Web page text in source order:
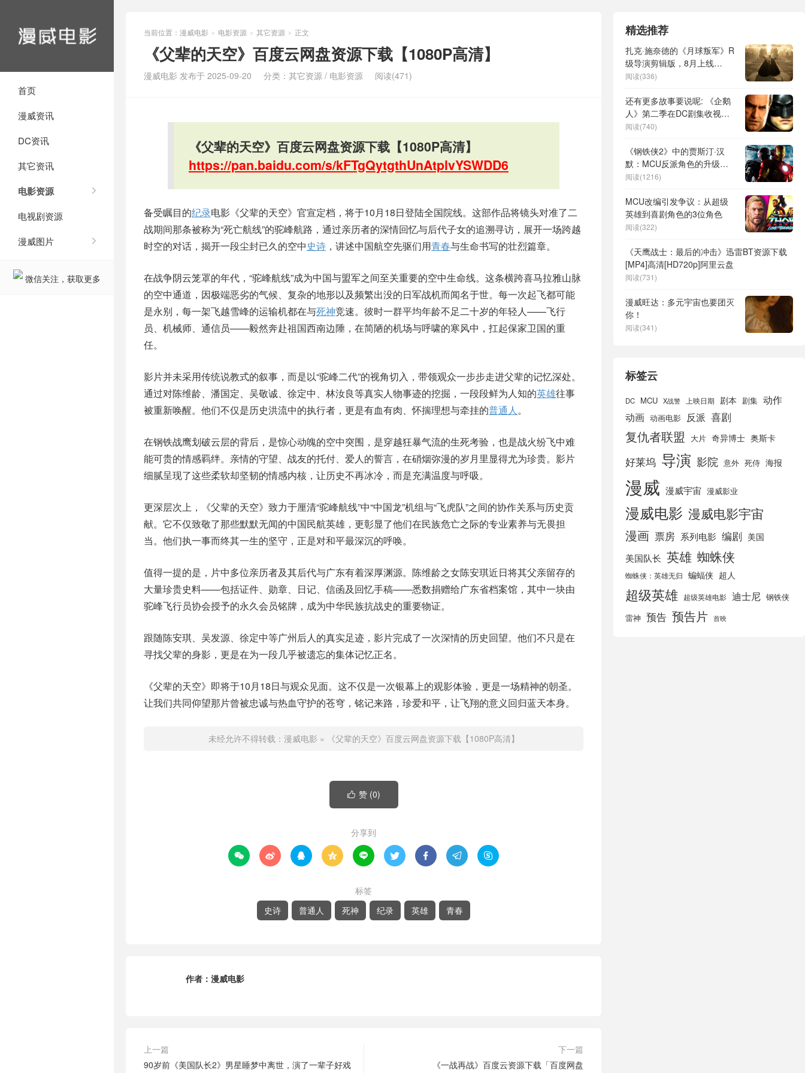
首页
漫威资讯
DC资讯
其它资讯
电影资源
电视剧资源
漫威图片
微信关注，获取更多
当前位置： 漫威电影 > 电影资源 > 其它资源 > 正文
《父辈的天空》百度云网盘资源下载【1080P高清】
漫威电影 发布于 2025-09-20 分类： 其它资源 / 电影资源 阅读(471)
《父辈的天空》百度云网盘资源下载【1080P高清】
https://pan.baidu.com/s/kFTgQytgthUnAtplvYSWDD6
备受瞩目的纪录电影《父辈的天空》官宣定档，将于10月18日登陆全国院线。这部作品将镜头对准了二
战期间那条被称为“死亡航线”的驼峰航路，通过亲历者的深情回忆与后代子女的追溯寻访，展开一场跨越
时空的对话，揭开一段尘封已久的空中史诗 ，讲述中国航空先驱们用青春与生命书写的壮烈篇章。
在战争阴云笼罩的年代，“驼峰航线”成为中国与盟军之间至关重要的空中生命线。这条横跨喜马拉雅山脉
的空中通道，因极端恶劣的气候、复杂的地形以及频繁出没的日军战机而闻名于世。每一次起飞都可能
是永别，每一架飞越雪峰的运输机都在与死神竞速。彼时一群平均年龄不足二十岁的年轻人——飞行
员、机械师、通信员——毅然奔赴祖国西南边陲，在简陋的机场与呼啸的寒风中，扛起保家卫国的重
任。
影片并未采用传统说教式的叙事，而是以“驼峰二代”的视角切入，带领观众一步步走进父辈的记忆深处。
通过对陈维龄、潘国定、吴敬诚、徐定中、林汝良等真实人物事迹的挖掘，一段段鲜为人知的英雄往事
被重新唤醒。他们不仅是历史洪流中的执行者，更是有血有肉、怀揣理想与牵挂的普通人。
在钢铁战鹰划破云层的背后，是惊心动魄的空中突围，是穿越狂暴气流的生死考验，也是战火纷飞中难
能可贵的情感羁绊。亲情的守望、战友的托付、爱人的誓言，在硝烟弥漫的岁月里显得尤为珍贵。影片
细腻呈现了这些柔软却坚韧的情感内核，让历史不再冰冷，而是充满温度与呼吸。
更深层次上，《父辈的天空》致力于厘清“驼峰航线”中“中国龙”机组与“飞虎队”之间的协作关系与历史贡
献。它不仅致敬了那些默默无闻的中国民航英雄，更彰显了他们在民族危亡之际的专业素养与无畏担
当。他们执一事而终其一生的坚守，正是对和平最深沉的呼唤。
值得一提的是，片中多位亲历者及其后代与广东有着深厚渊源。陈维龄之女陈安琪近日将其父亲留存的
大量珍贵史料——包括证件、勋章、日记、信函及回忆手稿——悉数捐赠给广东省档案馆，其中一块由
驼峰飞行员协会授予的永久会员铭牌，成为中华民族抗战史的重要物证。
跟随陈安琪、吴发源、徐定中等广州后人的真实足迹，影片完成了一次深情的历史回望。他们不只是在
寻找父辈的身影，更是在为一段几乎被遗忘的集体记忆正名。
《父辈的天空》即将于10月18日与观众见面。这不仅是一次银幕上的观影体验，更是一场精神的朝圣。
让我们共同仰望那片曾被忠诚与热血守护的苍穹，铭记来路，珍爱和平，让飞翔的意义回归蓝天本身。
未经允许不得转载： 漫威电影 » 《父辈的天空》百度云网盘资源下载【1080P高清】
 赞 (0)
分享到
        
标签
史诗
普通人 死神 纪录 英雄 青春
作者： 漫威电影
上一篇
90岁前《美国队长2》男星睡梦中离世，演了一辈子好戏
下一篇
《一战再战》百度云资源下载「百度网盘
精选推荐
扎克·施奈德的《月球叛军》R
级导演剪辑版，8月上线
Netflix，翻盘机会来了？
阅读(336)
还有更多故事要说呢: 《企鹅
人》第二季在DC剧集收视成
功后，主创有话说
阅读(740)
《钢铁侠2》中的贾斯汀·汉
默：MCU反派角色的升级与
回归
阅读(1216)
MCU改编引发争议：从超级
英雄到喜剧角色的3位角色
阅读(322)
《天鹰战士：最后的冲击》迅雷BT资源下载
[MP4]高清[HD720p]阿里云盘
阅读(731)
漫威旺达：多元宇宙也要团灭
你！
阅读(341)
标签云
DC MCU X战警 上映日期 剧本 剧集 动作
动画 动画电影 反派 喜剧
复仇者联盟 大片 奇异博士 奥斯卡
好莱坞 导演 影院 意外 死侍 海报
漫威 漫威宇宙 漫威影业
漫威电影 漫威电影宇宙
漫画 票房 系列电影 编剧 美国
美国队长 英雄 蜘蛛侠
蜘蛛侠：英雄无归 蝙蝠侠 超人
超级英雄 超级英雄电影 迪士尼 钢铁侠
雷神 预告 预告片 首映